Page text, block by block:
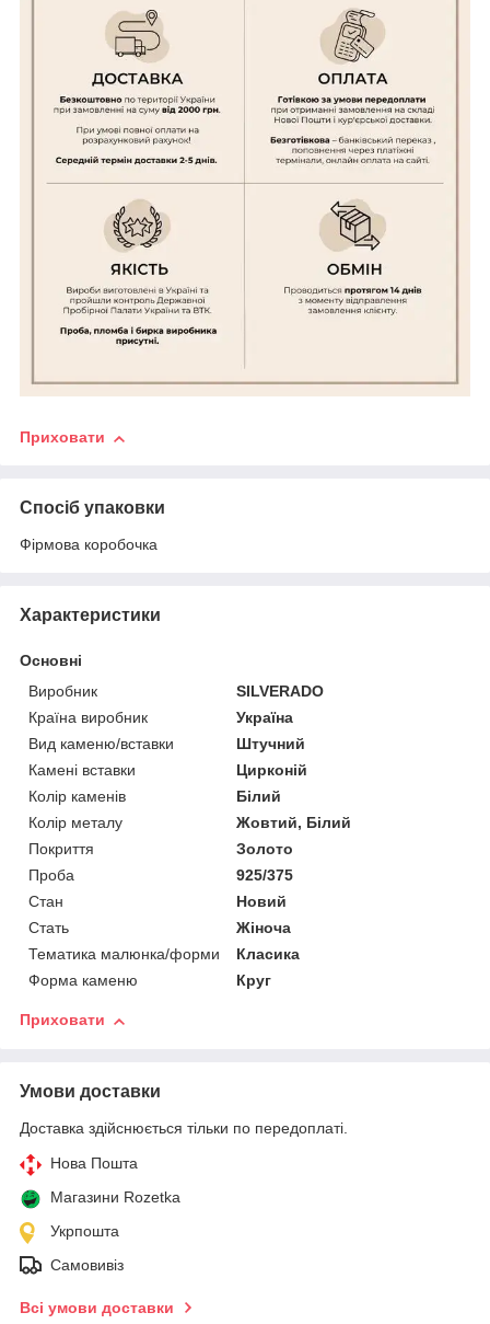
Приховати
Спосіб упаковки
Фірмова коробочка
Характеристики
Основні
Виробник
SILVERADO
Країна виробник
Україна
Вид каменю/вставки
Штучний
Камені вставки
Цирконій
Колір каменів
Білий
Колір металу
Жовтий, Білий
Покриття
Золото
Проба
925/375
Стан
Новий
Стать
Жіноча
Тематика малюнка/форми
Класика
Форма каменю
Круг
Приховати
Умови доставки
Доставка здійснюється тільки по передоплаті.
Нова Пошта
Магазини Rozetka
Укрпошта
Самовивіз
Всі умови доставки